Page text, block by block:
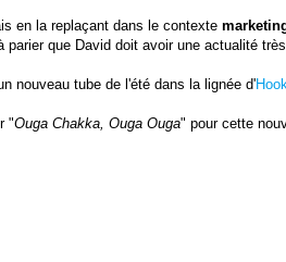
en la replaçant dans le contexte
parier que David doit avoir une actualité
nouveau tube de l'été dans la lignée d'
"Ouga Chakka, Ouga Ouga" pour cette